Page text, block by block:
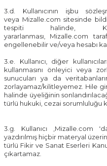
3.d. Kullanıcının işbu
veya Mizalle.com sitesinde
tespiti halinde,
yararlanması, Mizalle.com
engellenebilir ve/veya hesabı
3.e. Kullanıcı, diğer
kullanmasını önleyici veya
sunucuları ya da
zorlayamaz/kilitleyemez. Hile
halinde üyeliğinin
türlü hukuki, cezai sorumluluğu
3.g. Kullanıcı , Mizalle.com
yazdırılmış hiçbir materyal
türlü Fikir ve Sanat Eserleri
çıkartamaz.